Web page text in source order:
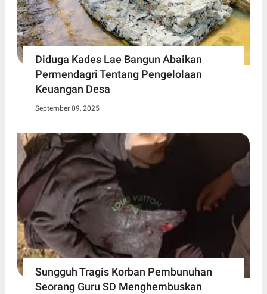
Diduga Kades Lae Bangun Abaikan
Permendagri Tentang Pengelolaan
Keuangan Desa
September 09, 2025
Sungguh Tragis Korban Pembunuhan
Seorang Guru SD Menghembuskan